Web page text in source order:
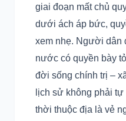
giai đoạn mất chủ
dưới ách áp bức,
xem nhẹ. Người dân
nước có quyền bày
đời sống chính trị –
lịch sử không phải
thời thuộc địa là vẻ